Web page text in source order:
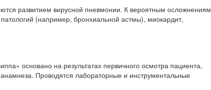
развитием вирусной пневмонии. К вероятным осложнениям
(например, бронхиальной астмы), миокардит,
основано на результатах первичного осмотра пациента,
Проводятся лабораторные и инструментальные